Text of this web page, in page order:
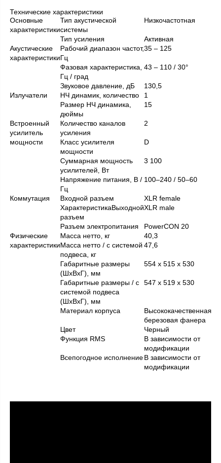
Технические характеристики
Основные
характеристики
Тип акустической
системы
Низкочастотная
Тип усиления
Активная
Акустические
характеристики
Рабочий диапазон частот,
Гц
35 – 125
Фазовая характеристика,
Гц / град
43 – 110 / 30°
Звуковое давление, дБ
130,5
Излучатели
НЧ динамик, количество
1
Размер НЧ динамика,
дюймы
15
Встроенный
усилитель
мощности
Количество каналов
усиления
2
Класс усилителя
мощности
D
Суммарная мощность
усилителей, Вт
3 100
Напряжение питания, В /
Гц
100–240 / 50–60
Коммутация Входной разъем
XLR female
ХарактеристикаВыходной
разъем
XLR male
Разъем электропитания
PowerCON 20
Физические
характеристики
Масса нетто, кг
40,3
Масса нетто / с системой
подвеса, кг
47,6
Габаритные размеры
(ШхВхГ), мм
554 x 515 x 530
Габаритные размеры / с
системой подвеса
(ШхВхГ), мм
547 x 519 x 530
Материал корпуса
Высококачественная
березовая фанера
Цвет
Черный
Функция RMS
В зависимости от
модификации
Всепогодное исполнениеВ зависимости от
модификации